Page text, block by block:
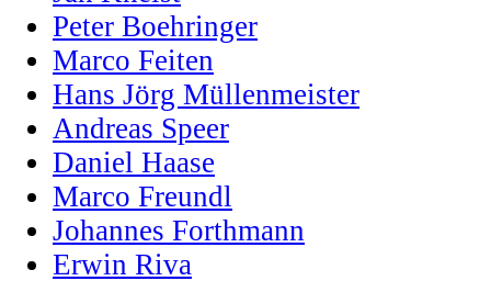
Peter Boehringer
Marco Feiten
Hans Jörg Müllenmeister
Andreas Speer
Daniel Haase
Marco Freundl
Johannes Forthmann
Erwin Riva